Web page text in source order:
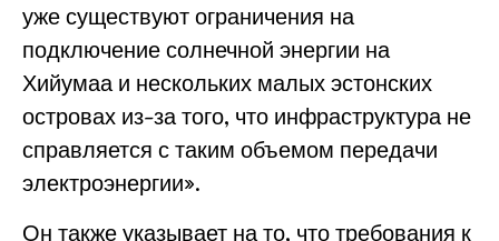
уже существуют ограничения на
подключение солнечной энергии на
Хийумаа и нескольких малых эстонских
островах из-за того, что инфраструктура не
справляется с таким объемом передачи
электроэнергии».
Он также указывает на то, что требования к